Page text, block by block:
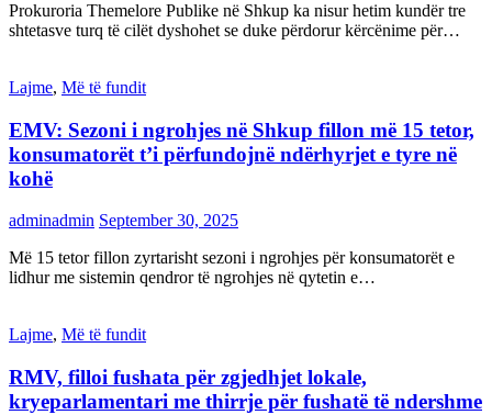
Prokuroria Themelore Publike në Shkup ka nisur hetim kundër tre
shtetasve turq të cilët dyshohet se duke përdorur kërcënime për…
Lajme, Më të fundit
EMV: Sezoni i ngrohjes në Shkup fillon më 15 tetor,
konsumatorët t’i përfundojnë ndërhyrjet e tyre në
kohë
adminadmin September 30, 2025
Më 15 tetor fillon zyrtarisht sezoni i ngrohjes për konsumatorët e
lidhur me sistemin qendror të ngrohjes në qytetin e…
Lajme, Më të fundit
RMV, filloi fushata për zgjedhjet lokale,
kryeparlamentari me thirrje për fushatë të ndershme